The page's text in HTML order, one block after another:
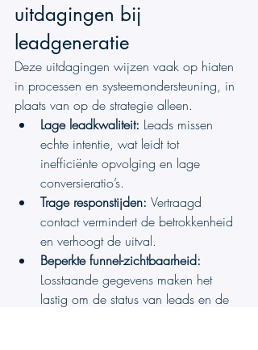
uitdagingen bij
leadgeneratie
Deze uitdagingen wijzen vaak op hiaten
in processen en systeemondersteuning, in
plaats van op de strategie alleen.
Lage leadkwaliteit: Leads missen
echte intentie, wat leidt tot
inefficiënte opvolging en lage
conversieratio’s.
Trage responstijden: Vertraagd
contact vermindert de betrokkenheid
en verhoogt de uitval.
Beperkte funnel-zichtbaarheid:
Losstaande gegevens maken het
lastig om de status van leads en de